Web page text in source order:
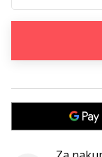
znamke
kot
smo
Pridruži